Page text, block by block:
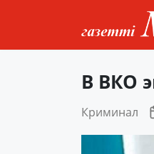
В ВКО
Криминал